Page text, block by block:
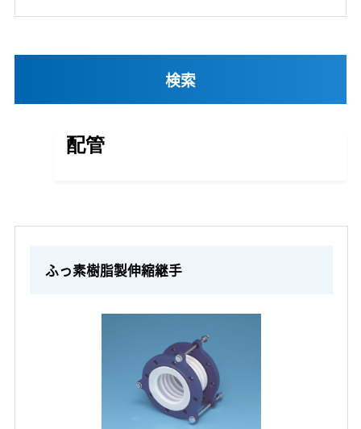
配管
ふっ素樹脂製伸縮継手